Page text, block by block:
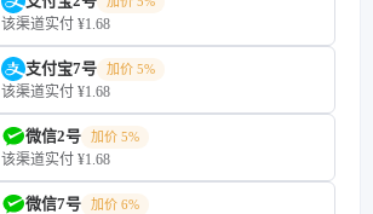
该渠道实付 ¥1.68
支付宝7号 加价 5%
该渠道实付 ¥1.68
微信2号 加价 5%
该渠道实付 ¥1.68
微信7号 加价 6%